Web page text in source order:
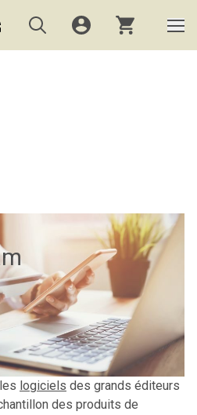
c’est : Formations,
logiciels des grands éditeurs
des produits de